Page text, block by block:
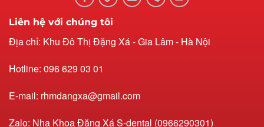
Liên hệ với chúng tôi
Địa chỉ: Khu Đô Thị Đặng Xá - Gia Lâm - Hà Nội
Hotline: 096 629 03 01
E-mail: rhmdangxa@gmail.com
Zalo: Nha Khoa Đặng Xá S-dental (0966290301)